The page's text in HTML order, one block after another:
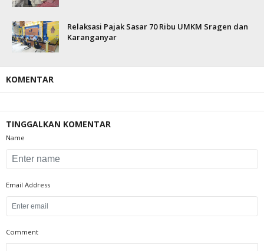
Relaksasi Pajak Sasar 70 Ribu UMKM Sragen dan
Karanganyar
KOMENTAR
TINGGALKAN KOMENTAR
Name
Email Address
Comment